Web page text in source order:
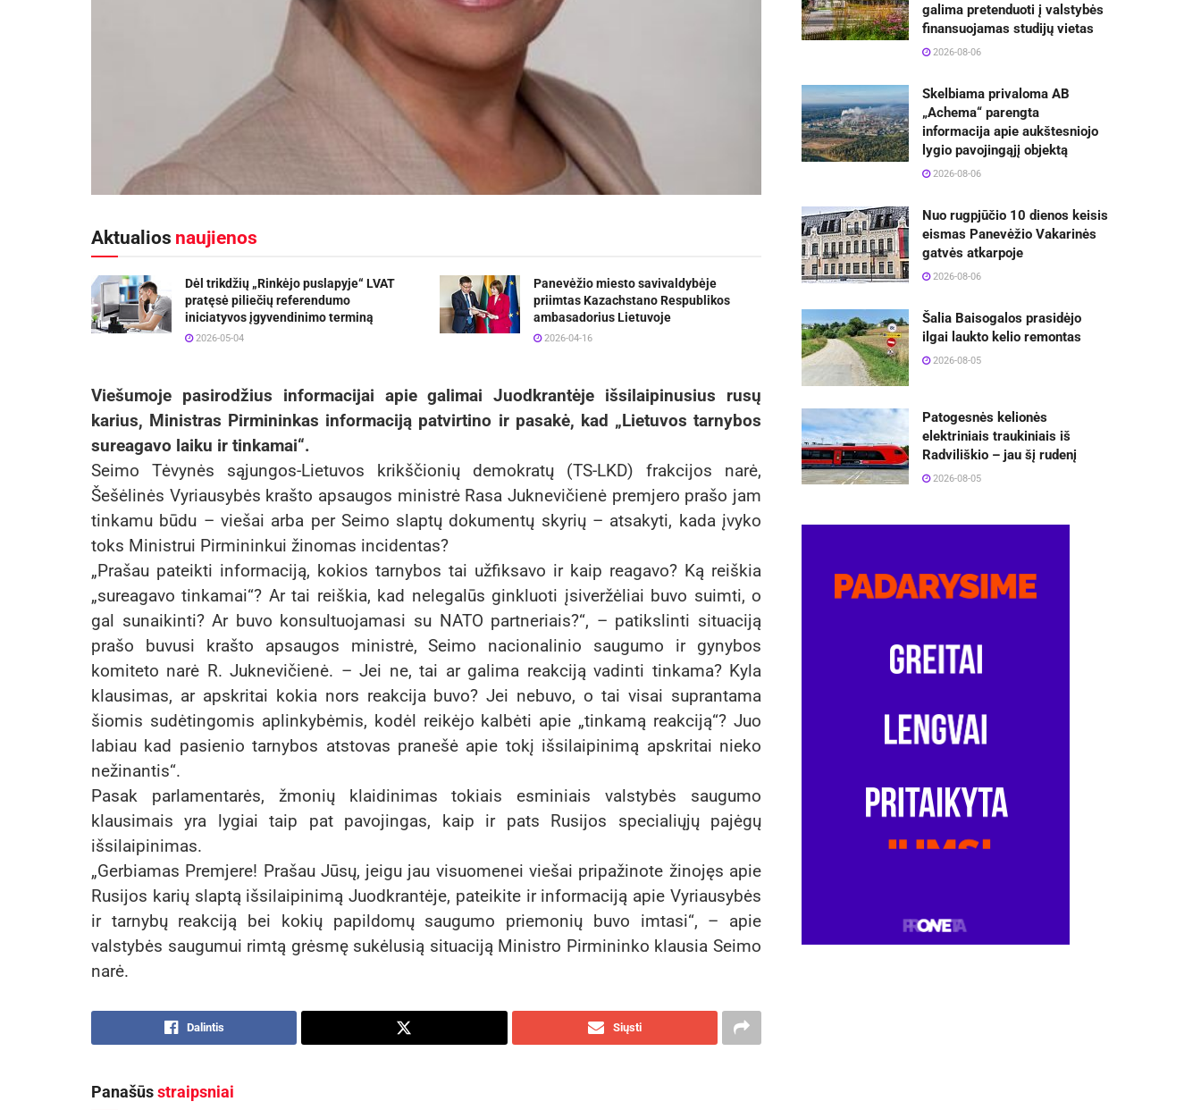
Aktualios naujienos
Dėl trikdžių „Rinkėjo puslapyje“ LVAT
pratęsė piliečių referendumo
iniciatyvos įgyvendinimo terminą
2026-05-04
Panevėžio miesto savivaldybėje
priimtas Kazachstano Respublikos
ambasadorius Lietuvoje
2026-04-16
Viešumoje pasirodžius informacijai apie galimai Juodkrantėje išsilaipinusius rusų
karius, Ministras Pirmininkas informaciją patvirtino ir pasakė, kad „Lietuvos tarnybos
sureagavo laiku ir tinkamai“.
Seimo Tėvynės sąjungos-Lietuvos krikščionių demokratų (TS-LKD) frakcijos narė,
Šešėlinės Vyriausybės krašto apsaugos ministrė Rasa Juknevičienė premjero prašo jam
tinkamu būdu – viešai arba per Seimo slaptų dokumentų skyrių – atsakyti, kada įvyko
toks Ministrui Pirmininkui žinomas incidentas?
„Prašau pateikti informaciją, kokios tarnybos tai užfiksavo ir kaip reagavo? Ką reiškia
„sureagavo tinkamai“? Ar tai reiškia, kad nelegalūs ginkluoti įsiveržėliai buvo suimti, o
gal sunaikinti? Ar buvo konsultuojamasi su NATO partneriais?“, – patikslinti situaciją
prašo buvusi krašto apsaugos ministrė, Seimo nacionalinio saugumo ir gynybos
komiteto narė R. Juknevičienė. – Jei ne, tai ar galima reakciją vadinti tinkama? Kyla
klausimas, ar apskritai kokia nors reakcija buvo? Jei nebuvo, o tai visai suprantama
šiomis sudėtingomis aplinkybėmis, kodėl reikėjo kalbėti apie „tinkamą reakciją“? Juo
labiau kad pasienio tarnybos atstovas pranešė apie tokį išsilaipinimą apskritai nieko
nežinantis“.
Pasak parlamentarės, žmonių klaidinimas tokiais esminiais valstybės saugumo
klausimais yra lygiai taip pat pavojingas, kaip ir pats Rusijos specialiųjų pajėgų
išsilaipinimas.
„Gerbiamas Premjere! Prašau Jūsų, jeigu jau visuomenei viešai pripažinote žinojęs apie
Rusijos karių slaptą išsilaipinimą Juodkrantėje, pateikite ir informaciją apie Vyriausybės
ir tarnybų reakciją bei kokių papildomų saugumo priemonių buvo imtasi“, – apie
valstybės saugumui rimtą grėsmę sukėlusią situaciją Ministro Pirmininko klausia Seimo
narė.
Dalintis Siųsti
Panašūsstraipsniai
galima pretenduoti į valstybės
finansuojamas studijų vietas
2026-08-06
Skelbiama privaloma AB
„Achema“ parengta
informacija apie aukštesniojo
lygio pavojingąjį objektą
2026-08-06
Nuo rugpjūčio 10 dienos keisis
eismas Panevėžio Vakarinės
gatvės atkarpoje
2026-08-06
Šalia Baisogalos prasidėjo
ilgai laukto kelio remontas
2026-08-05
Patogesnės kelionės
elektriniais traukiniais iš
Radviliškio – jau šį rudenį
2026-08-05